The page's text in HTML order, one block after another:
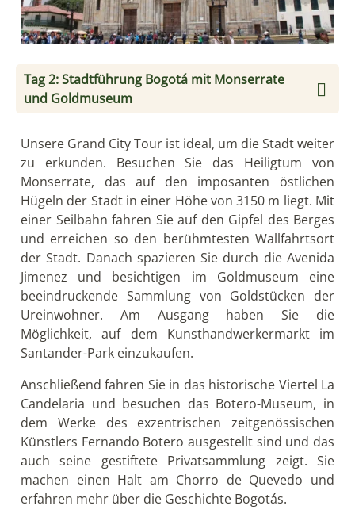
Tag 2: Stadtführung Bogotá mit Monserrate
und Goldmuseum
Unsere Grand City Tour ist ideal, um die Stadt weiter
zu erkunden. Besuchen Sie das Heiligtum von
Monserrate, das auf den imposanten östlichen
Hügeln der Stadt in einer Höhe von 3150 m liegt. Mit
einer Seilbahn fahren Sie auf den Gipfel des Berges
und erreichen so den berühmtesten Wallfahrtsort
der Stadt. Danach spazieren Sie durch die Avenida
Jimenez und besichtigen im Goldmuseum eine
beeindruckende Sammlung von Goldstücken der
Ureinwohner. Am Ausgang haben Sie die
Möglichkeit, auf dem Kunsthandwerkermarkt im
Santander-Park einzukaufen.
Anschließend fahren Sie in das historische Viertel La
Candelaria und besuchen das Botero-Museum, in
dem Werke des exzentrischen zeitgenössischen
Künstlers Fernando Botero ausgestellt sind und das
auch seine gestiftete Privatsammlung zeigt. Sie
machen einen Halt am Chorro de Quevedo und
erfahren mehr über die Geschichte Bogotás.